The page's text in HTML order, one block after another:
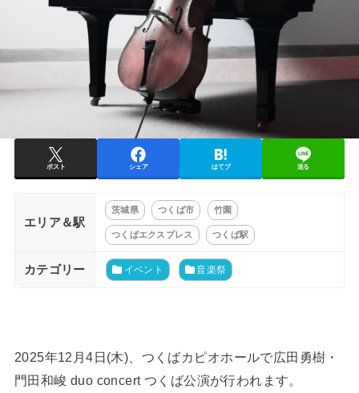
ポスト シェア はてブ 送る
エリア＆駅
茨城県 つくば市 竹園
つくばエクスプレス つくば駅
カテゴリー イベント 音楽祭
2025年12月4日(木)、つくばカピオホールで広田勇樹・
門田和峻 duo concert つくば公演が行われます。